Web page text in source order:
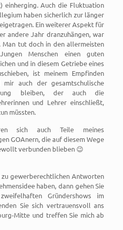
einherging. Auch die Fluktuation
haben sicherlich zur länger
Ein weiterer Aspekt für
andere Jahr dranzuhängen, war
tut doch in den allermeisten
Menschen einen guten
und in diesem Getriebe eines
ist meinem Empfinden
auch der gesamtschulische
bleiben, der auch die
und Lehrer einschließt,
müssten.
sich auch Teile meines
GOAnern, die auf diesem Wege
verbunden blieben 😉
gewerberechtlichen Antworten
haben, dann gehen Sie
Gründershows im
Sie sich vertrauensvoll ans
Mitte und treffen Sie mich ab